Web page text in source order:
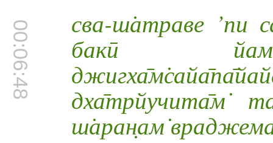
00:06:48 сва-ш̇атраве ’пи
бакӣ йам̇
дха̄трйучита̄м̇
ш̇аран̣ам̇